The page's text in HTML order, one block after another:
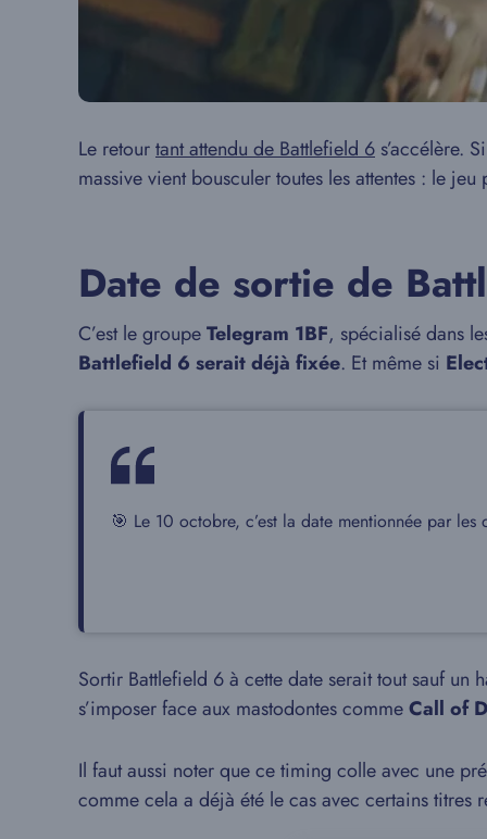
Le retourtant attendu de Battlefield 6 s’accélère.
massive vient bousculer toutes les attentes : le
Date de sortie de
C’est le groupeTelegram 1BF, spécialisé dans
Battlefield 6 serait déjà fixée. Et même si
🎯 Le 10 octobre, c’est la date mentionnée par
Sortir Battlefield 6 à cette date serait tout sauf
s’imposer face aux mastodontes commeCall of
Il faut aussi noter que ce timing colle avec une
comme cela a déjà été le cas avec certains titres